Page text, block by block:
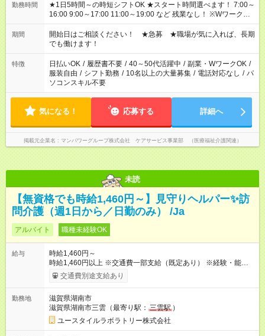
勤務時間
★1日5時間～の時短シフトOK ★スタート時間選べます！ 7:00～
16:00 9:00～17:00 11:00～19:00 など 残業なし！ ※Wワークの
場合、他のお仕事と合わせ週40時間超の就業はご案内できませ
ん ※法令に基づき、週20時間以上勤務は社会保険への加入対象
となります ※労働者派遣法（日雇い派遣の原則禁止）により、
短時間・短期間の就業はご案内が難しい場合があります
期間
開始日はご相談ください！ ★急募 ★職場が気に入れば、長期
でも働けます！
特徴 日払いOK / 履歴書不要 / 40～50代活躍中 / 副業・WワークOK /
服装自由 / シフト勤務 / 10名以上の大量募集 / 電話対応なし / パ
ソコンスキル不要
気になる！ 応募する 詳細へ
掲載元企業名 マンパワーグループ株式会社 ケアサービス事業部 （医療福祉介護関連）
未読
【無資格でも時給1,460円～】見守りヘルパー✨訪
問介護（週1日から／日勤のみ） /Ja
アルバイト 職種未経験OK
給与
時給1,460円～
時給1,460円以上 ※交通費一部支給（既定あり） ※経験・能力を
考慮して決定します 【収入例】 週1回勤務の場合：1,460円×8時
間×4回=4万6,720円 週3回勤務の場合：1,460円×8時間×12回
3,600円 【試用期間】試用期間あり 試用期間の長さ：2ヶ月
※ 雇用形態と給与に、本採用時と異なる部分があります。 雇用
形態：本採用時と同じです。 給与：時給 1,080円以上
交通費別途支給あり
勤務地
滋賀県湖南市
滋賀県湖南市三雲（最寄り駅： 三雲駅 ）
ユースタイルラボラトリー株式会社